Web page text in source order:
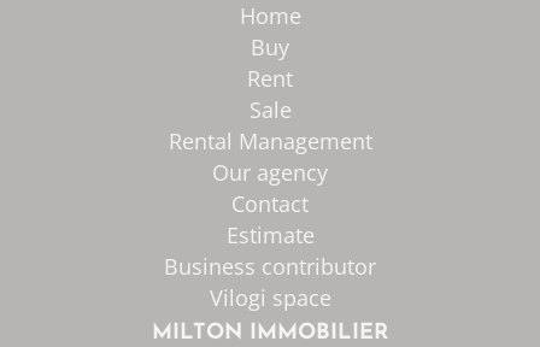
Home
Buy
Rent
Sale
Rental Management
Our agency
Contact
Estimate
Business contributor
Vilogi space
MILTON IMMOBILIER